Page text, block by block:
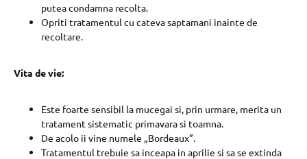
putea condamna recolta.
Opriti tratamentul cu cateva saptamani inainte de
recoltare.
Vita de vie:
Este foarte sensibil la mucegai si, prin urmare, merita un
tratament sistematic primavara si toamna.
De acolo ii vine numele „Bordeaux”.
Tratamentul trebuie sa inceapa in aprilie si sa se extinda